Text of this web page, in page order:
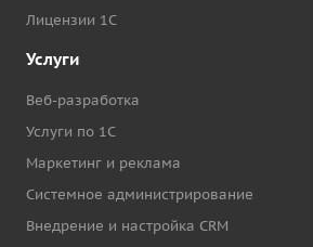
Лицензии 1С
Услуги
Веб-разработка
Услуги по 1С
Маркетинг и реклама
Системное администрирование
Внедрение и настройка CRM